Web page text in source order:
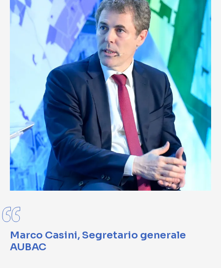
Marco Casini, Segretario generale
AUBAC